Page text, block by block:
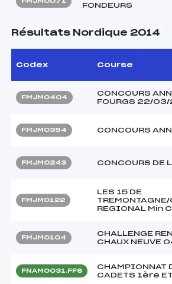
FONDEURS
Résultats Nordique 2014
Codex Course
FMJM0404
CONCOURS
FOURGS 22/
FMJM0394 CONCOURS
FMJM0243 CONCOURS DE
FMJM0122
LES 15 DE
REGIONAL Min
FMJM0104
CHALLENGE
CHAUX NEUVE
FNAM0031.FFS
CHAMPIONNAT
CADETS 1ère